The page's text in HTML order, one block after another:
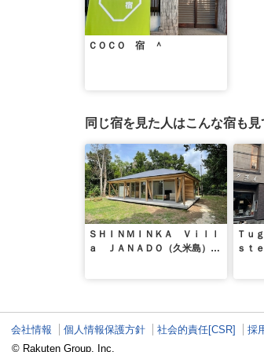
ＣＯＣＯ 宿 ＾
同じ宿を見た人はこんな宿も
ＳＨＩＮＭＩＮＫＡ Ｖｉｌｌ
ａ ＪＡＮＡＤＯ（久米島）
Ｔｕ
ｓｔ
会社情報 個人情報保護方針 社会的責任[CSR] 採
© Rakuten Group, Inc.